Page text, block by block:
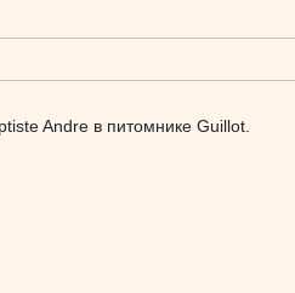
Andrе в питомнике Guillot.